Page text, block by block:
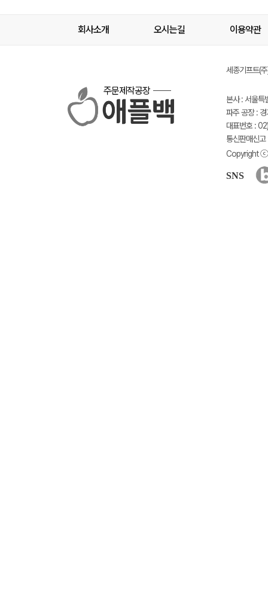
회사소개 오시는길 이용약관
주문제작공장
세종기프트(
본사 : 서울
파주 공장 :
대표번호 :
통신판매신
Copyright ⓒ
SNS